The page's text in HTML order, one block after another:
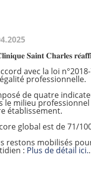
𝐒𝐚𝐢𝐧𝐭 𝐂𝐡𝐚𝐫𝐥𝐞𝐬
avec la loi
professionnelle.
de quatre
le milieu
établissement.
global est de 71/
restons mobilisés
: Plus de détail ici..